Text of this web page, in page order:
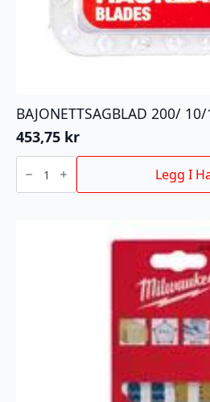
BAJONETTSAGBLAD 200/
453,75 kr
BAJONETTSAGBLAD
200/
10/14TPI
5P
Legg I